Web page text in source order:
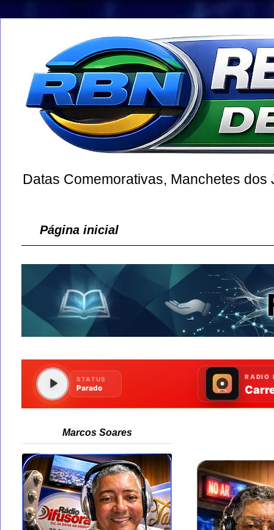
Datas Comemorativas, Manchetes
Página inicial
Marcos Soares